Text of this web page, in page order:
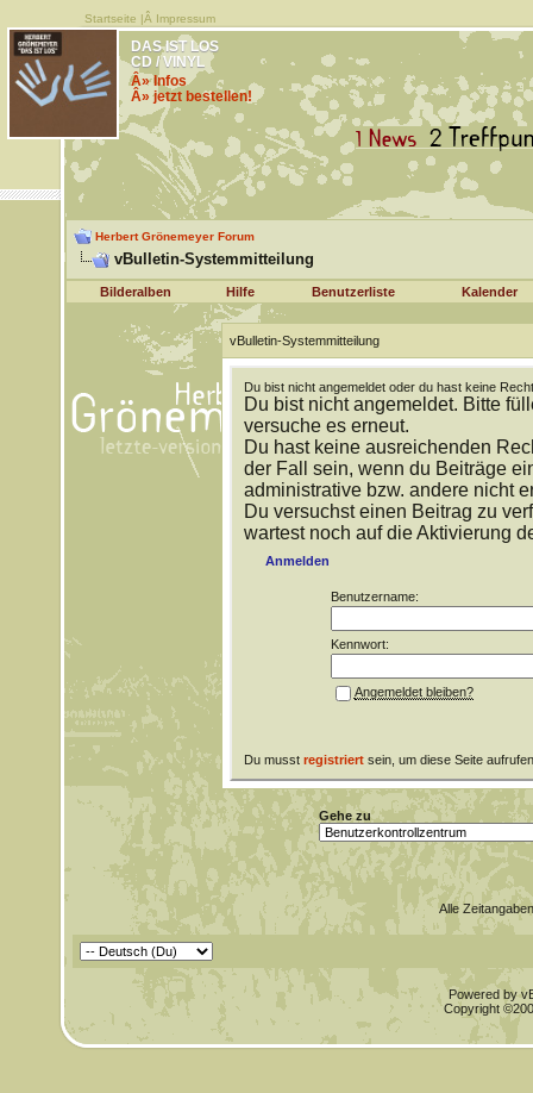
Startseite |Â Impressum
DAS IST LOS
CD / VINYL
Â» Infos
Â» jetzt bestellen!
Herbert Grönemeyer Forum
vBulletin-Systemmitteilung
Bilderalben Hilfe Benutzerliste Kalender
vBulletin-Systemmitteilung
Du bist nicht angemeldet oder du hast keine
Du bist nicht angemeldet. Bitte
versuche es erneut.
Du hast keine ausreichenden
der Fall sein, wenn du Beiträge
administrative bzw. andere nicht
Du versuchst einen Beitrag zu
wartest noch auf die Aktivierung
Anmelden
Benutzername:
Kennwort:
Angemeldet bleiben?
Du musst registriertsein, um diese Seite
Gehe zu
Alle
Powered by
Copyright